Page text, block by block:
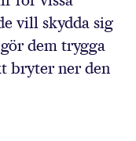
vill skydda sig
dem trygga
bryter ner den